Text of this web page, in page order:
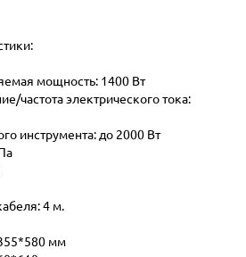
мощность: 1400 Вт
частота электрического тока:
инструмента: до 2000 Вт
4 м.
мм